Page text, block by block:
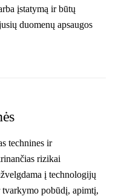
įstatymą ir būtų
duomenų apsaugos
technines ir
rizikai
į technologijų
pobūdį, apimtį,